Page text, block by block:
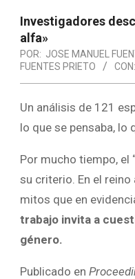
Investigadores
alfa»
POR: JOSE MANUEL
FUENTES PRIETO
CON:
Un análisis de 121
lo que se pensaba, lo
Por mucho tiempo, el
su criterio. En el
mitos que en
trabajo invita a
género.
Publicado en